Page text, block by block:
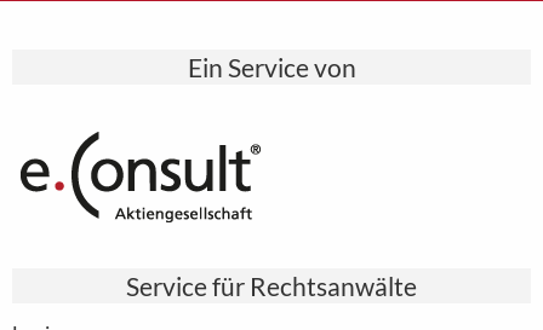
Ein Service von
Service für Rechtsanwälte